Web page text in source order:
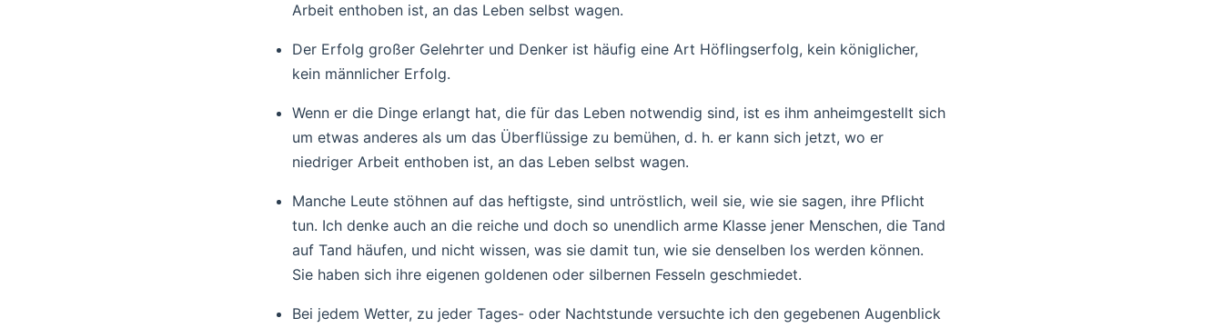
Arbeit enthoben ist, an das Leben selbst wagen.
Der Erfolg großer Gelehrter und Denker ist häufig eine Art Höflingserfolg, kein königlicher,
kein männlicher Erfolg.
Wenn er die Dinge erlangt hat, die für das Leben notwendig sind, ist es ihm anheimgestellt sich
um etwas anderes als um das Überflüssige zu bemühen, d. h. er kann sich jetzt, wo er
niedriger Arbeit enthoben ist, an das Leben selbst wagen.
Manche Leute stöhnen auf das heftigste, sind untröstlich, weil sie, wie sie sagen, ihre Pflicht
tun. Ich denke auch an die reiche und doch so unendlich arme Klasse jener Menschen, die Tand
auf Tand häufen, und nicht wissen, was sie damit tun, wie sie denselben los werden können.
Sie haben sich ihre eigenen goldenen oder silbernen Fesseln geschmiedet.
Bei jedem Wetter, zu jeder Tages- oder Nachtstunde versuchte ich den gegebenen Augenblick